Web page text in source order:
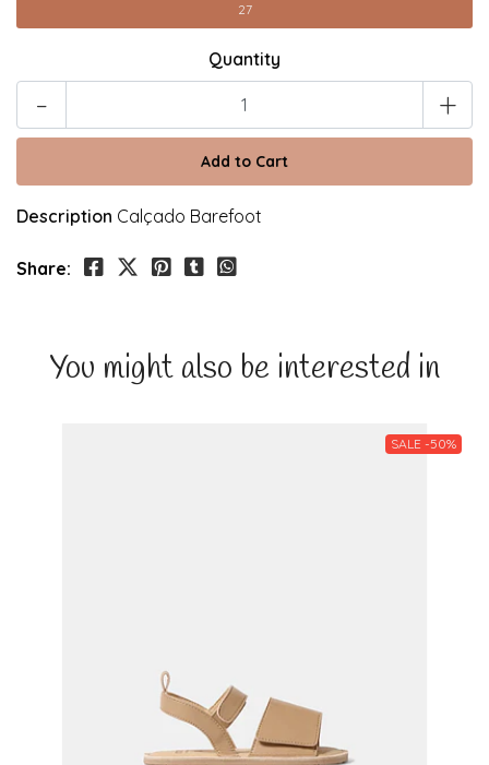
27
Quantity
- +
Description Calçado Barefoot
Share:
You might also be interested in
SALE -50%